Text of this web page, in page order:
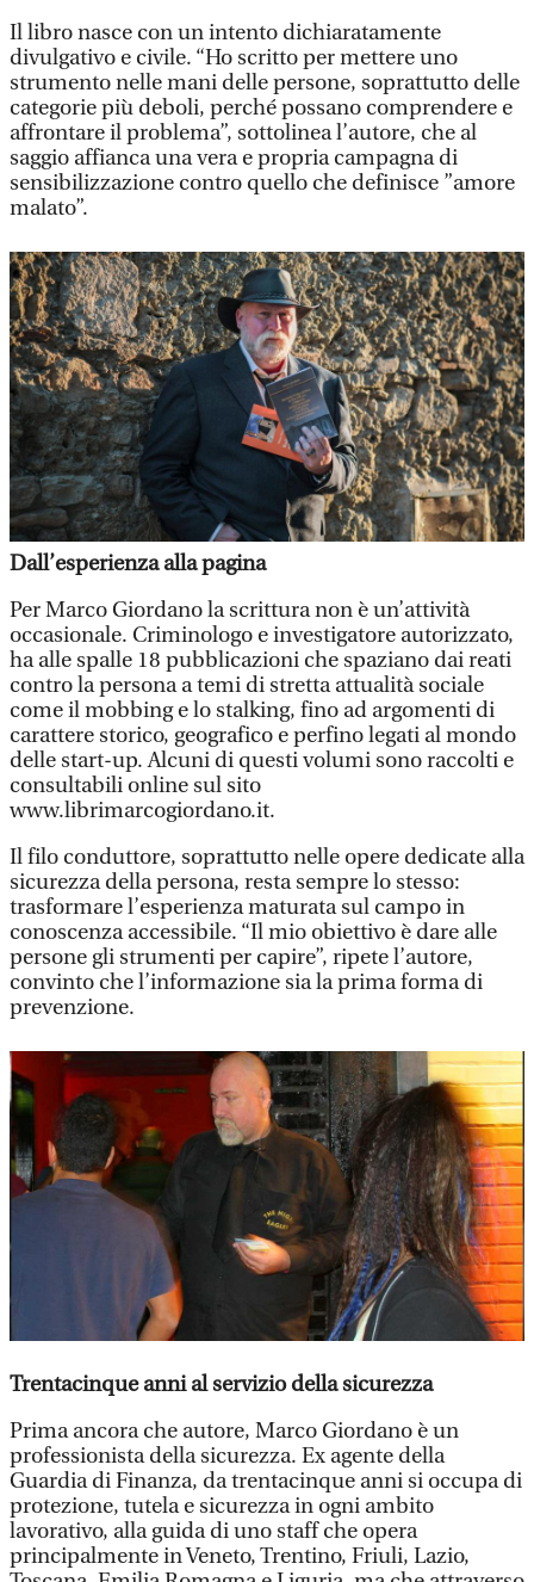
Il libro nasce con un intento dichiaratamente
divulgativo e civile. “Ho scritto per mettere uno
strumento nelle mani delle persone, soprattutto delle
categorie più deboli, perché possano comprendere e
affrontare il problema”, sottolinea l’autore, che al
saggio affianca una vera e propria campagna di
sensibilizzazione contro quello che definisce ”amore
malato”.
Dall’esperienza alla pagina
Per Marco Giordano la scrittura non è un’attività
occasionale. Criminologo e investigatore autorizzato,
ha alle spalle 18 pubblicazioni che spaziano dai reati
contro la persona a temi di stretta attualità sociale
come il mobbing e lo stalking, fino ad argomenti di
carattere storico, geografico e perfino legati al mondo
delle start-up. Alcuni di questi volumi sono raccolti e
consultabili online sul sito
www.librimarcogiordano.it.
Il filo conduttore, soprattutto nelle opere dedicate alla
sicurezza della persona, resta sempre lo stesso:
trasformare l’esperienza maturata sul campo in
conoscenza accessibile. “Il mio obiettivo è dare alle
persone gli strumenti per capire”, ripete l’autore,
convinto che l’informazione sia la prima forma di
prevenzione.
Trentacinque anni al servizio della sicurezza
Prima ancora che autore, Marco Giordano è un
professionista della sicurezza. Ex agente della
Guardia di Finanza, da trentacinque anni si occupa di
protezione, tutela e sicurezza in ogni ambito
lavorativo, alla guida di uno staff che opera
principalmente in Veneto, Trentino, Friuli, Lazio,